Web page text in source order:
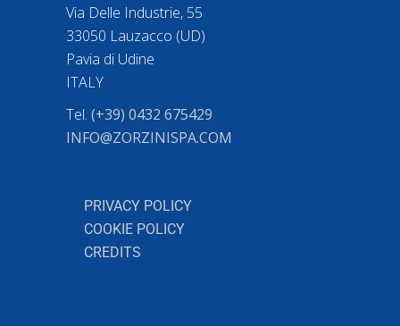
Via Delle Industrie, 55
33050 Lauzacco (UD)
Pavia di Udine
ITALY
Tel. (+39) 0432 675429
INFO@ZORZINISPA.COM
PRIVACY POLICY
COOKIE POLICY
CREDITS